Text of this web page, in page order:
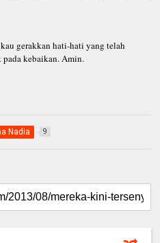
gerakkan hati-hati yang telah
pada kebaikan. Amin.
Nadia 9